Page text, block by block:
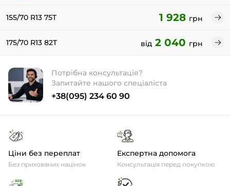
155/70 R13 75T 1 928 грн
175/70 R13 82T від 2 040 грн
Потрібна консультація?
Запитайте нашого спеціаліста
+38(095) 234 60 90
Ціни без переплат
Без прихованих націнок
Експертна допомога
Консультація перед покупкою